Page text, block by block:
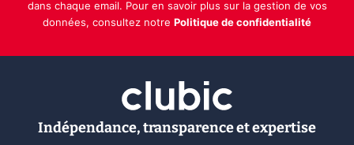
dans chaque email. Pour en savoir plus sur la gestion de vos
données, consultez notre Politique de confidentialité
Indépendance, transparence et expertise